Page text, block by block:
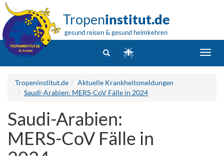
Tropeninstitut.de
gesund reisen & gesund heimkehren
Tropeninstitut.de
Aktuelle Krankheitsmeldungen
Saudi-Arabien: MERS-CoV Fälle in 2024
Saudi-Arabien:
MERS-CoV Fälle in